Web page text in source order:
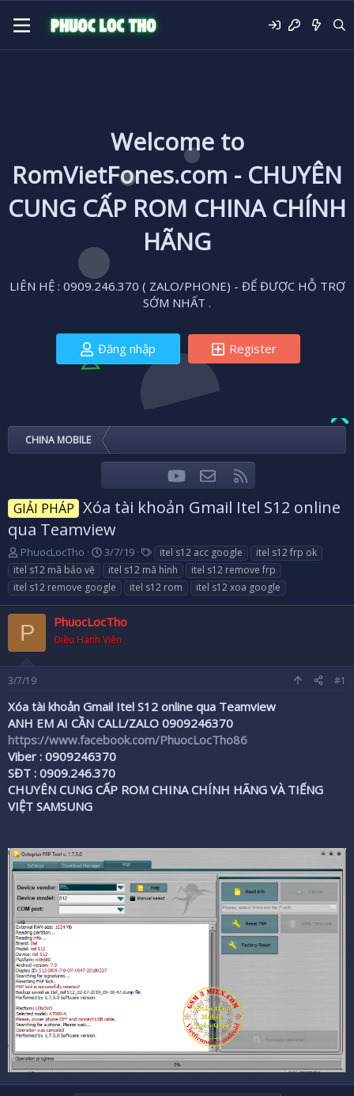
Welcome to
RomVietFones.com - CHUYÊN
CUNG CẤP ROM CHINA CHÍNH
HÃNG
LIÊN HỆ : 0909.246.370 ( ZALO/PHONE) - ĐỂ ĐƯỢC HỖ TRỢ
SỚM NHẤT .
Đăng nhập Register
CHINA MOBILE
FacebookTwitteryoutubeLiên hệ
GIẢI PHÁP Xóa tài khoản Gmail Itel S12 online
qua Teamview
T
h
r
e
a
d
s
t
a
r
e
r
PhuocLocTho
N
g
à
y
g
ử
i
3/7/19
T
a
g
s
itel s12 acc google
itel s12 frp ok
itel s12 mã bảo vệ
itel s12 mã hình
itel s12 remove frp
itel s12 remove google
itel s12 rom itel s12 xoa google
P PhuocLocTho
Điều Hành Viên
3/7/19 #1
Xóa tài khoản Gmail Itel S12 online qua Teamview
ANH EM AI CẦN CALL/ZALO 0909246370
https://www.facebook.com/PhuocLocTho86
Viber : 0909246370
SĐT : 0909.246.370
CHUYÊN CUNG CẤP ROM CHINA CHÍNH HÃNG VÀ TIẾNG
VIỆT SAMSUNG